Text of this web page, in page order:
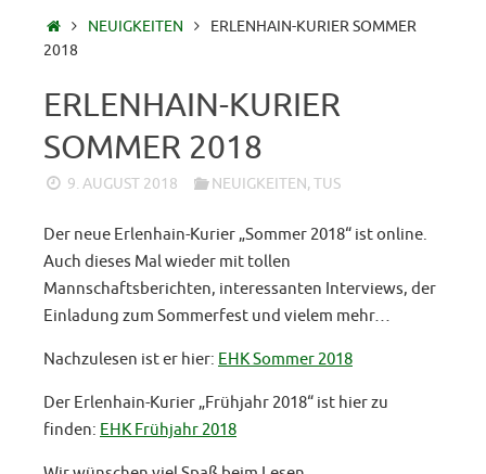
STARTSEITE
NEUIGKEITEN
ERLENHAIN-KURIER SOMMER
2018
ERLENHAIN-KURIER
SOMMER 2018
9. AUGUST 2018 NEUIGKEITEN,TUS
Der neue Erlenhain-Kurier „Sommer 2018“ ist online.
Auch dieses Mal wieder mit tollen
Mannschaftsberichten, interessanten Interviews, der
Einladung zum Sommerfest und vielem mehr…
Nachzulesen ist er hier: EHK Sommer 2018
Der Erlenhain-Kurier „Frühjahr 2018“ ist hier zu
finden: EHK Frühjahr 2018